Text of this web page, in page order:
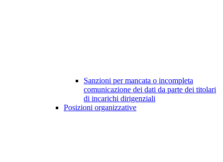
Sanzioni per mancata o incompleta
comunicazione dei dati da parte dei titolari
di incarichi dirigenziali
Posizioni organizzative